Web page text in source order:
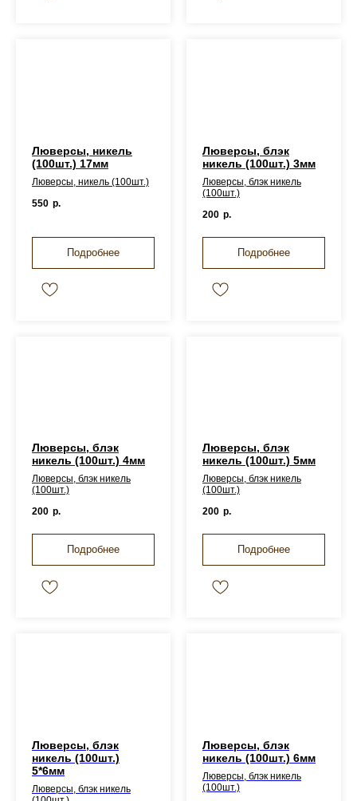
Люверсы, никель
(100шт.) 17мм
Люверсы, никель (100шт.)
550 р.
Подробнее
Люверсы, блэк
никель (100шт.) 3мм
Люверсы, блэк никель
(100шт.)
200 р.
Подробнее
Люверсы, блэк
никель (100шт.) 4мм
Люверсы, блэк никель
(100шт.)
200 р.
Подробнее
Люверсы, блэк
никель (100шт.) 5мм
Люверсы, блэк никель
(100шт.)
200 р.
Подробнее
Люверсы, блэк
никель (100шт.)
5*6мм
Люверсы, блэк никель
Люверсы, блэк
никель (100шт.) 6мм
Люверсы, блэк никель
(100шт.)